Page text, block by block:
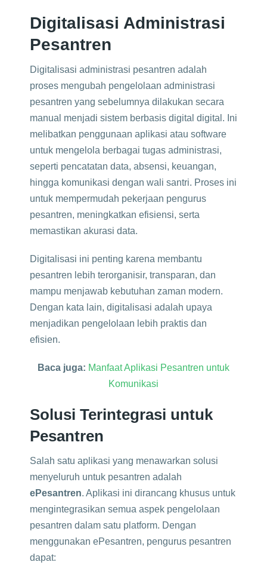
Digitalisasi Administrasi
Pesantren
Digitalisasi administrasi pesantren adalah
proses mengubah pengelolaan administrasi
pesantren yang sebelumnya dilakukan secara
manual menjadi sistem berbasis digital digital. Ini
melibatkan penggunaan aplikasi atau software
untuk mengelola berbagai tugas administrasi,
seperti pencatatan data, absensi, keuangan,
hingga komunikasi dengan wali santri. Proses ini
untuk mempermudah pekerjaan pengurus
pesantren, meningkatkan efisiensi, serta
memastikan akurasi data.
Digitalisasi ini penting karena membantu
pesantren lebih terorganisir, transparan, dan
mampu menjawab kebutuhan zaman modern.
Dengan kata lain, digitalisasi adalah upaya
menjadikan pengelolaan lebih praktis dan
efisien.
Baca juga: Manfaat Aplikasi Pesantren untuk
Komunikasi
Solusi Terintegrasi untuk
Pesantren
Salah satu aplikasi yang menawarkan solusi
menyeluruh untuk pesantren adalah
ePesantren. Aplikasi ini dirancang khusus untuk
mengintegrasikan semua aspek pengelolaan
pesantren dalam satu platform. Dengan
menggunakan ePesantren, pengurus pesantren
dapat: